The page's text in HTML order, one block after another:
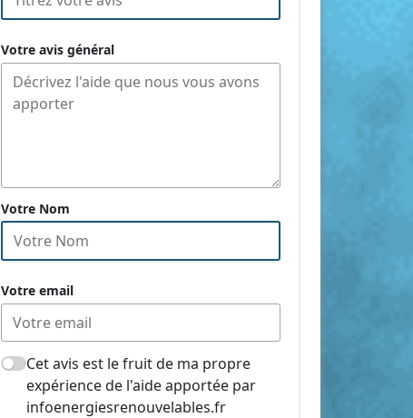
Votre avis général
Votre Nom
Votre email
Cet avis est le fruit de ma propre
expérience de l'aide apportée par
infoenergiesrenouvelables.fr